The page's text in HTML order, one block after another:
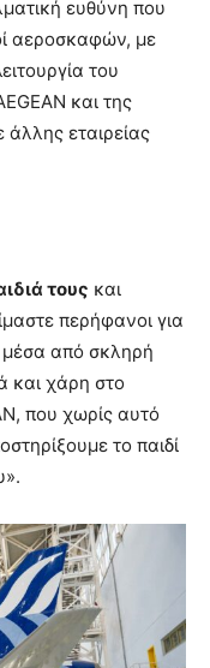
ευθύνη που
αεροσκαφών, με
του
και της
εταιρείας
τους και
περήφανοι για
μέσα από σκληρή
και χάρη στο
που χωρίς αυτό
το παιδί